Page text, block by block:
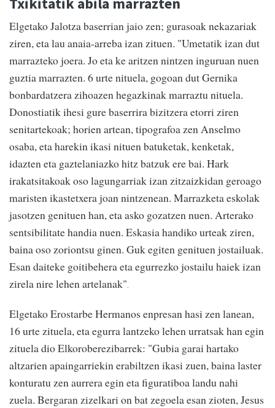
Elgetako Jalotza baserrian jaio zen; gurasoak nekazariak
ziren, eta lau anaia-arreba izan zituen. "Umetatik izan dut
marrazteko joera. Jo eta ke aritzen nintzen inguruan nuen
guztia marrazten. 6 urte nituela, gogoan dut Gernika
bonbardatzera zihoazen hegazkinak marraztu nituela.
Donostiatik ihesi gure baserrira bizitzera etorri ziren
senitartekoak; horien artean, tipografoa zen Anselmo
osaba, eta harekin ikasi nituen batuketak, kenketak,
idazten eta gaztelaniazko hitz batzuk ere bai. Hark
irakatsitakoak oso lagungarriak izan zitzaizkidan geroago
maristen ikastetxera joan nintzenean. Marrazketa eskolak
jasotzen genituen han, eta asko gozatzen nuen. Arterako
sentsibilitate handia nuen. Eskasia handiko urteak ziren,
baina oso zoriontsu ginen. Guk egiten genituen jostailuak.
Esan daiteke goitibehera eta egurrezko jostailu haiek izan
zirela nire lehen artelanak"
Elgetako Erostarbe Hermanos enpresan hasi zen lanean,
16 urte zituela, eta egurra lantzeko lehen urratsak han egin
zituela dio Elkoroberezibarrek: "Gubia garai hartako
altzarien apaingarriekin erabiltzen ikasi zuen, baina laster
konturatu zen aurrera egin eta figuratiboa landu nahi
zuela. Bergaran zizelkari on bat zegoela esan zioten, Jesus